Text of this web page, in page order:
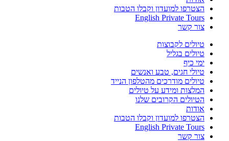
הצטרפו למועדון וקבלו הטבות
English Private Tours
צור קשר
טיולים לקבוצות
טיולים בגליל
ימי כיף
טיולי חגים, טבע ואנשים
טיולים מודרכים מהטלפון הנייד
המלצות ומידע על טיולים
הטיולים הקרובים שלנו
אודות
הצטרפו למועדון וקבלו הטבות
English Private Tours
צור קשר